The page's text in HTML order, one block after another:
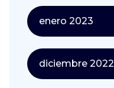
enero 2023
diciembre 2022